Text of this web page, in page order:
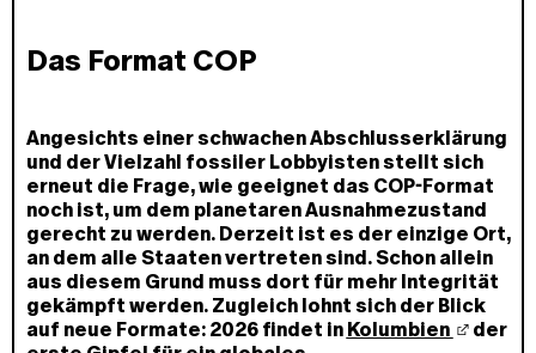
Das Format COP
Angesichts einer schwachen Abschlusserklärung
und der Vielzahl fossiler Lobbyisten stellt sich
erneut die Frage, wie geeignet das COP-Format
noch ist, um dem planetaren Ausnahmezustand
gerecht zu werden. Derzeit ist es der einzige Ort,
an dem alle Staaten vertreten sind. Schon allein
aus diesem Grund muss dort für mehr Integrität
gekämpft werden. Zugleich lohnt sich der Blick
auf neue Formate: 2026 findet in Kolumbien
der